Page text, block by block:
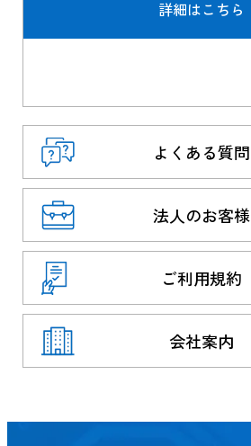
詳細はこちら
よくある質問
法人のお客様
ご利用規約
会社案内